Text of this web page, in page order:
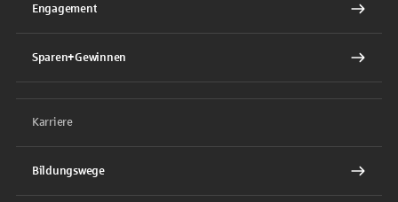
Engagement
Sparen+Gewinnen
Karriere
Bildungswege